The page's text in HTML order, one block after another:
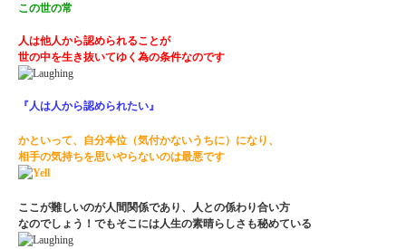
この世の常
人は他人から認められることが
世の中を生き抜いてゆく為の条件なのです
『人は人から認められたい』
かといって、自分本位（気付かないうちに）になり、
相手の気持ちを思いやらないのは最悪です
ここが難しいのが人間関係であり、人との係わり合い方
なのでしょう！でもそこには人生の素晴らしさも秘めている